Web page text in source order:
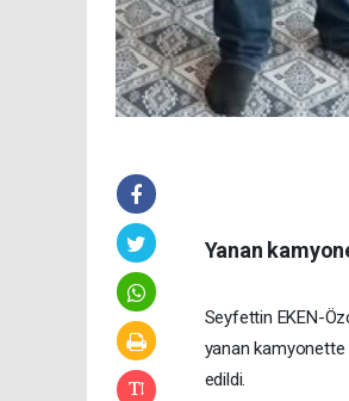
Yanan
Seyfettin EKEN-
yanan kamyonette
edildi.